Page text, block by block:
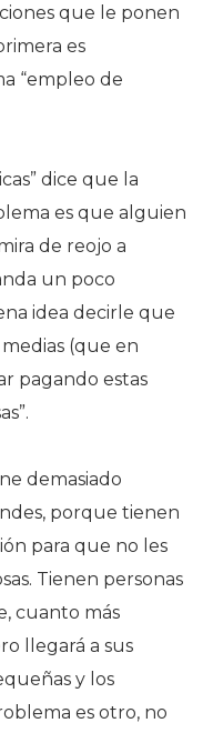
que le ponen
es
“empleo de
dice que la
es que alguien
de reojo a
un poco
idea decirle que
(que en
pagando estas
demasiado
porque tienen
para que no les
Tienen personas
cuanto más
llegará a sus
y los
es otro, no